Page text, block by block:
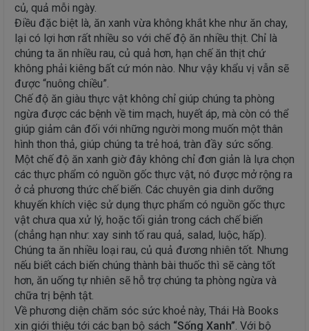
củ, quả mỗi ngày.
Điều đặc biệt là, ăn xanh vừa không khắt khe như ăn chay,
lại có lợi hơn rất nhiều so với chế độ ăn nhiều thịt. Chỉ là
chúng ta ăn nhiều rau, củ quả hơn, hạn chế ăn thịt chứ
không phải kiêng bất cứ món nào. Như vậy khẩu vị vẫn sẽ
được “nuông chiều”.
Chế độ ăn giàu thực vật không chỉ giúp chúng ta phòng
ngừa được các bệnh về tim mạch, huyết áp, mà còn có thể
giúp giảm cân đối với những người mong muốn một thân
hình thon thả, giúp chúng ta trẻ hoá, tràn đầy sức sống.
Một chế độ ăn xanh giờ đây không chỉ đơn giản là lựa chọn
các thực phẩm có nguồn gốc thực vật, nó được mở rộng ra
ở cả phương thức chế biến. Các chuyên gia dinh dưỡng
khuyến khích việc sử dụng thực phẩm có nguồn gốc thực
vật chưa qua xử lý, hoặc tối giản trong cách chế biến
(chẳng hạn như: xay sinh tố rau quả, salad, luộc, hấp).
Chúng ta ăn nhiều loại rau, củ quả đương nhiên tốt. Nhưng
nếu biết cách biến chúng thành bài thuốc thì sẽ càng tốt
hơn, ăn uống tự nhiên sẽ hỗ trợ chúng ta phòng ngừa và
chữa trị bệnh tật.
Về phương diện chăm sóc sức khoẻ này, Thái Hà Books
xin giới thiệu tới các bạn bộ sách “Sống Xanh”. Với bộ